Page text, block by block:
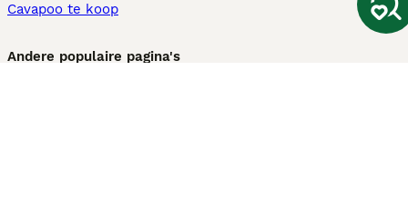
Cavapoo te koop
Andere populaire pagina's